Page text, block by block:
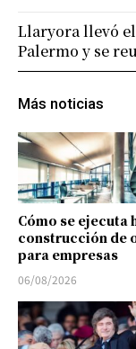
Más noticias
Cómo se ejecuta
construcción de
para empresas
06/08/2026
Llaryora llevó
Palermo y se